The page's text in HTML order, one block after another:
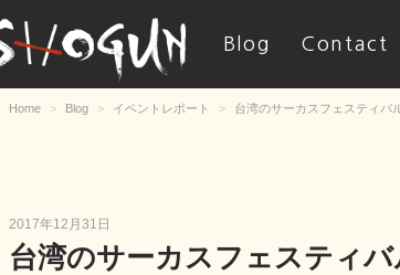
S
O
Blog Contact
Home Blog イベントレポート 台湾のサーカスフェスティバ
投
稿
日:
2017年12月31日
台湾のサーカスフェスティ